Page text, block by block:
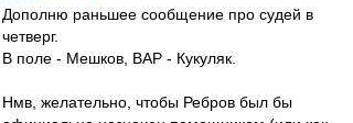
Дополню раньшее сообщение про судей в
четверг.
В поле - Мешков, ВАР - Кукуляк.
Нмв, желательно, чтобы Ребров был бы